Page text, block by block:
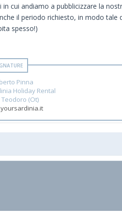
cui andiamo a pubblicizzare la
il periodo richiesto, in modo
spesso!)
Pinna
Holiday Rental
Teodoro (Ot)